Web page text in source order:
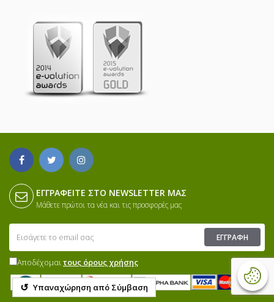
↺ Υπαναχώρηση από Σύμβαση
ΕΓΓΡΑΦΕΊΤΕ ΣΤΟ NEWSLETTER ΜΑΣ
Μάθετε πρώτοι τα νέα και τις προσφορές μας
ΕΓΓΡΑΦΉ
Αποδέχομαιτους όρους χρήσης